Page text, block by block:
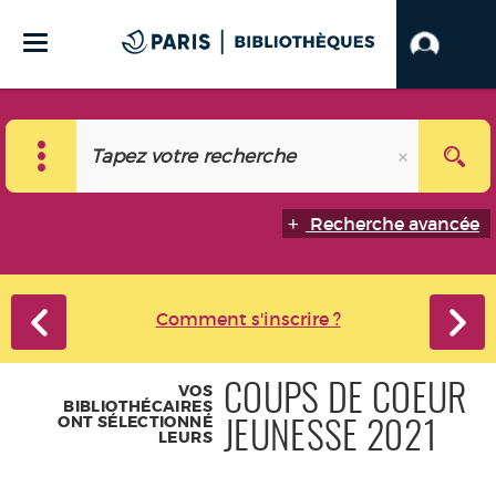
Recherche avancée
Comment s'inscrire ?
VOS
BIBLIOTHÉCAIRES
ONT SÉLECTIONNÉ
LEURS
COUPS DE COEUR
JEUNESSE 2021